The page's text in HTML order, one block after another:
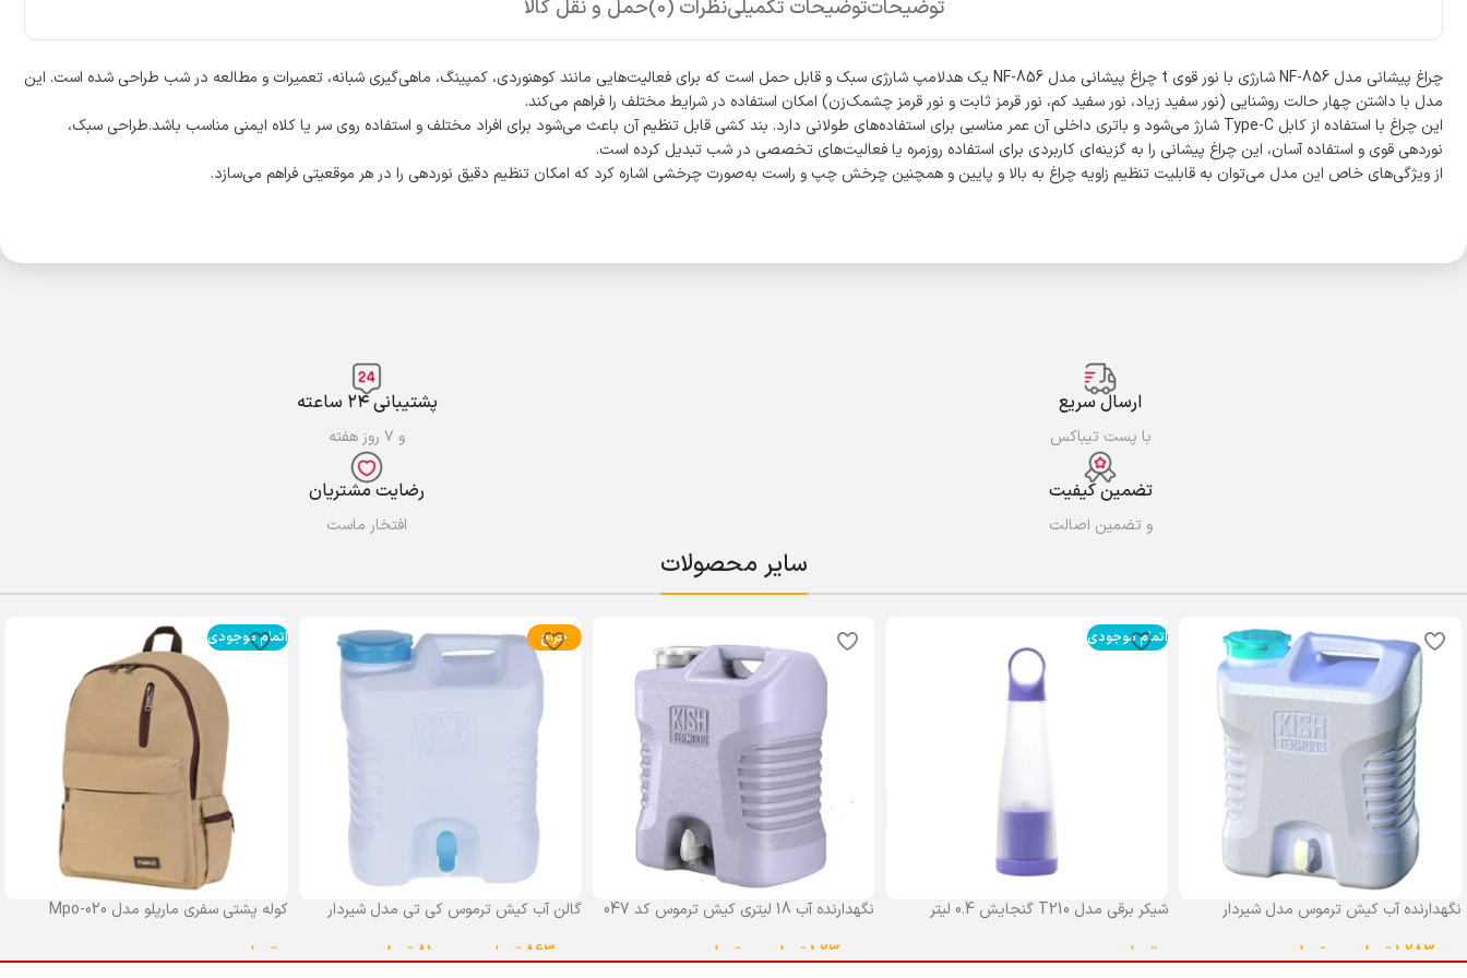
توضیحاتتوضیحات تکمیلینظرات (0) حمل و نقل کالا
چراغ پیشانی مدل NF-856 شارژی با نور قوی t چراغ پیشانی مدل NF-856 یک هدلامپ شارژی سبک و قابل حمل است که برای فعالیت‌هایی مانند کوهنوردی، کمپینگ، ماهی‌گیری شبانه، تعمیرات و مطالعه در شب طراحی شده است. این
مدل با داشتن چهار حالت روشنایی (نور سفید زیاد، نور سفید کم، نور قرمز ثابت و نور قرمز چشمک‌زن) امکان استفاده در شرایط مختلف را فراهم می‌کند.
این چراغ با استفاده از کابل Type-C شارژ می‌شود و باتری داخلی آن عمر مناسبی برای استفاده‌های طولانی دارد. بند کشی قابل تنظیم آن باعث می‌شود برای افراد مختلف و استفاده روی سر یا کلاه ایمنی مناسب باشد.طراحی سبک،
نوردهی قوی و استفاده آسان، این چراغ پیشانی را به گزینه‌ای کاربردی برای استفاده روزمره یا فعالیت‌های تخصصی در شب تبدیل کرده است.
از ویژگی‌های خاص این مدل می‌توان به قابلیت تنظیم زاویه چراغ به بالا و پایین و همچنین چرخش چپ و راست به‌صورت چرخشی اشاره کرد که امکان تنظیم دقیق نوردهی را در هر موقعیتی فراهم می‌سازد.
ارسال سریع
با پست تیباکس
پشتیبانی ۲۴ ساعته
و ۷ روز هفته
تضمین کیفیت
و تضمین اصالت
رضایت مشتریان
افتخار ماست
سایر محصولات
نگهدارنده آب کیش ترموس مدل شیردار
1,283,000تومان تومان
اتمام موجودی
شیکر برقی مدل T210 گنجایش 0.4 لیتر
تومان
نگهدارنده آب 18 لیتری کیش ترموس کد 047
1,230,000تومان تومان
حراج
گالن آب کیش ترموس کی تی مدل شیردار
863,000 تومان 810,000 تومان
اتمام موجودی
کوله پشتی سفری مارپلو مدل Mpo-020
تومان